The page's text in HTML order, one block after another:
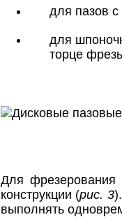
для пазов с
для
торце
Для фрезерования
конструкции (рис. 3
выполнять